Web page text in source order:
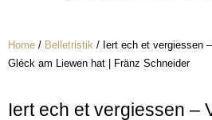
Home / Belletristik / Iert ech et vergiessen
Gléck am Liewen hat | Fränz Schneider
Iert ech et vergiessen –